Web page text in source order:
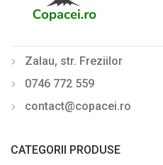
Philadelphus (Lămâiță)
Physocarpus
Pyracantha
Sălcioară (Elaeagnus)
Zalau, str. Freziilor
0746 772 559
contact@copacei.ro
CATEGORII PRODUSE